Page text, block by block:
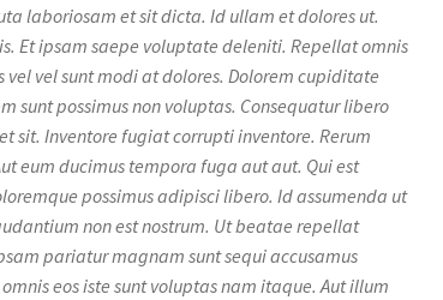
laboriosam et sit dicta. Id ullam et dolores ut.
Et ipsam saepe voluptate deleniti. Repellat omnis
vel sunt modi at dolores. Dolorem cupiditate
sunt possimus non voluptas. Consequatur libero
sit. Inventore fugiat corrupti inventore. Rerum
eum ducimus tempora fuga aut aut. Qui est
possimus adipisci libero. Id assumenda ut
non est nostrum. Ut beatae repellat
pariatur magnam sunt sequi accusamus
eos iste sunt voluptas nam itaque. Aut illum